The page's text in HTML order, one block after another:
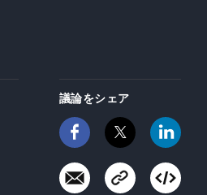
議論をシェア